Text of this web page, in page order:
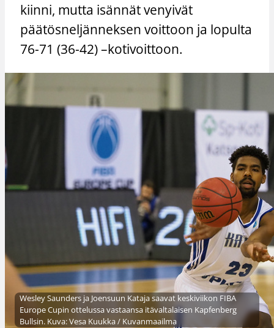
kiinni, mutta isännät venyivät
päätösneljänneksen voittoon ja lopulta
76-71 (36-42) –kotivoittoon.
Wesley Saunders ja Joensuun Kataja saavat keskiviikon FIBA
Europe Cupin ottelussa vastaansa itävaltalaisen Kapfenberg
Bullsin. Kuva: Vesa Kuukka / Kuvanmaailma